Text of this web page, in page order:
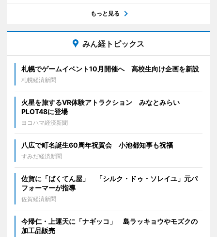
もっと見る
みん経トピックス
札幌でゲームイベント10月開催へ 高校生向け企画を新設
札幌経済新聞
火星を旅するVR体験アトラクション みなとみらい
PLOT48に登場
ヨコハマ経済新聞
八広で町名誕生60周年祝賀会 小池都知事も祝福
すみだ経済新聞
佐賀に「ばくてん屋」 「シルク・ドゥ・ソレイユ」元パ
フォーマーが指導
佐賀経済新聞
今帰仁・上運天に「ナギッコ」 島ラッキョウやモズクの
加工品販売